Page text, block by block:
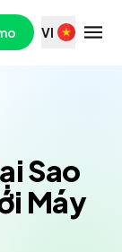
VI
Sao
Máy